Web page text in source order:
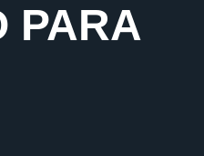
PARA